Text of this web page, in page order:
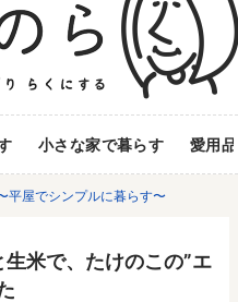
小さな家で暮らす 愛用品
平屋でシンプルに暮らす〜
生米で、たけのこの”エ